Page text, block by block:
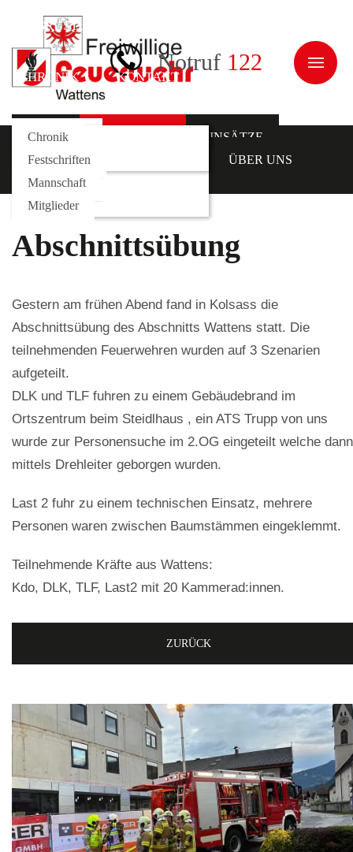
AUSRÜSTUNG
CHRONIK KONTAKT
Notruf 122
NEWS
Galerie
EINSÄTZE
AUSRÜSTUNG
Fahrzeuge
Rollcontainer
ÜBER UNS
Kommando
Funktionäre
Mannschaft
Mitglieder
CHRONIK
Chronik
Festschriften
Abschnittsübung
Gestern am frühen Abend fand in Kolsass die
Abschnittsübung des Abschnitts Wattens statt. Die
teilnehmenden Feuerwehren wurden auf 3 Szenarien
aufgeteilt.
DLK und TLF fuhren zu einem Gebäudebrand im
Ortszentrum beim Steidlhaus , ein ATS Trupp von uns
wurde zur Personensuche im 2.OG eingeteilt welche dann
mittels Drehleiter geborgen wurden.
Last 2 fuhr zu einem technischen Einsatz, mehrere
Personen waren zwischen Baumstämmen eingeklemmt.
Teilnehmende Kräfte aus Wattens:
Kdo, DLK, TLF, Last2 mit 20 Kammerad:innen.
ZURÜCK